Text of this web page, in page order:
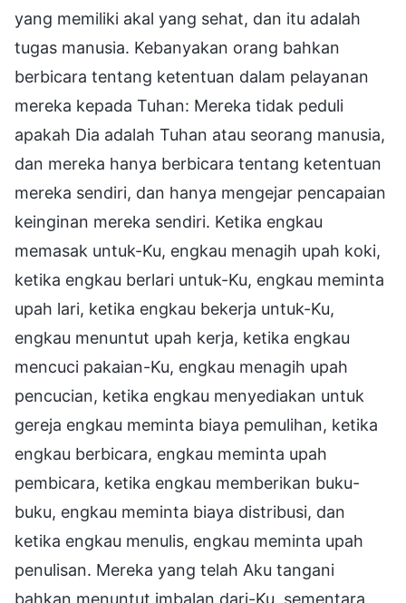
yang memiliki akal yang sehat, dan itu adalah
tugas manusia. Kebanyakan orang bahkan
berbicara tentang ketentuan dalam pelayanan
mereka kepada Tuhan: Mereka tidak peduli
apakah Dia adalah Tuhan atau seorang manusia,
dan mereka hanya berbicara tentang ketentuan
mereka sendiri, dan hanya mengejar pencapaian
keinginan mereka sendiri. Ketika engkau
memasak untuk-Ku, engkau menagih upah koki,
ketika engkau berlari untuk-Ku, engkau meminta
upah lari, ketika engkau bekerja untuk-Ku,
engkau menuntut upah kerja, ketika engkau
mencuci pakaian-Ku, engkau menagih upah
pencucian, ketika engkau menyediakan untuk
gereja engkau meminta biaya pemulihan, ketika
engkau berbicara, engkau meminta upah
pembicara, ketika engkau memberikan buku-
buku, engkau meminta biaya distribusi, dan
ketika engkau menulis, engkau meminta upah
penulisan. Mereka yang telah Aku tangani
bahkan menuntut imbalan dari-Ku, sementara